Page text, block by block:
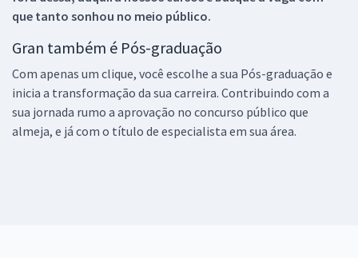
que tanto sonhou no meio público.
Gran também é Pós-graduação
Com apenas um clique, você escolhe a sua Pós-graduação e
inicia a transformação da sua carreira. Contribuindo com a
sua jornada rumo a aprovação no concurso público que
almeja, e já com o título de especialista em sua área.